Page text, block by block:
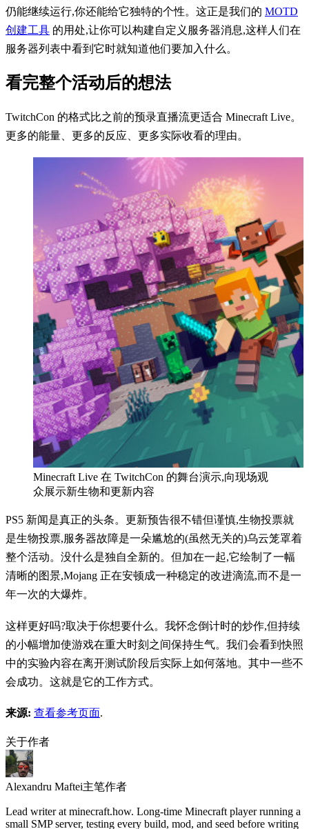
仍能继续运行,你还能给它独特的个性。这正是我们的 MOTD
创建工具 的用处,让你可以构建自定义服务器消息,这样人们在
服务器列表中看到它时就知道他们要加入什么。
看完整个活动后的想法
TwitchCon 的格式比之前的预录直播流更适合 Minecraft Live。
更多的能量、更多的反应、更多实际收看的理由。
Minecraft Live 在 TwitchCon 的舞台演示,向现场观
众展示新生物和更新内容
PS5 新闻是真正的头条。更新预告很不错但谨慎,生物投票就
是生物投票,服务器故障是一朵尴尬的(虽然无关的)乌云笼罩着
整个活动。没什么是独自全新的。但加在一起,它绘制了一幅
清晰的图景,Mojang 正在安顿成一种稳定的改进滴流,而不是一
年一次的大爆炸。
这样更好吗?取决于你想要什么。我怀念倒计时的炒作,但持续
的小幅增加使游戏在重大时刻之间保持生气。我们会看到快照
中的实验内容在离开测试阶段后实际上如何落地。其中一些不
会成功。这就是它的工作方式。
来源: 查看参考页面.
关于作者
Alexandru Maftei主笔作者
Lead writer at minecraft.how. Long-time Minecraft player running a
small SMP server, testing every build, mod, and seed before writing